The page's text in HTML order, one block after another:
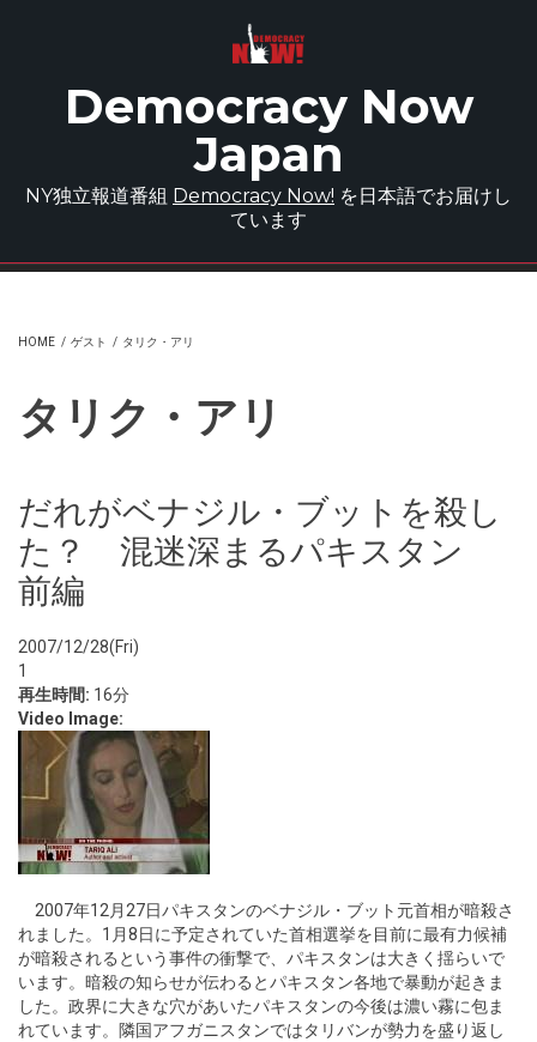
Democracy Now
Japan
NY独立報道番組 Democracy Now! を日本語でお届けし
ています
HOME / ゲスト / タリク・アリ
タリク・アリ
だれがベナジル・ブットを殺し
た？ 混迷深まるパキスタン
前編
2007/12/28(Fri)
1
再生時間: 16分
Video Image:
2007年12月27日パキスタンのベナジル・ブット元首相が暗殺さ
れました。1月8日に予定されていた首相選挙を目前に最有力候補
が暗殺されるという事件の衝撃で、パキスタンは大きく揺らいで
います。暗殺の知らせが伝わるとパキスタン各地で暴動が起きま
した。政界に大きな穴があいたパキスタンの今後は濃い霧に包ま
れています。隣国アフガニスタンではタリバンが勢力を盛り返し